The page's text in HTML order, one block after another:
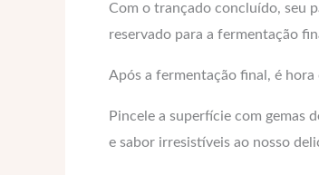
Com o trançado concluído, seu
reservado para a fermentação
Após a fermentação final, é
Pincele a superfície com gemas
e sabor irresistíveis ao nosso